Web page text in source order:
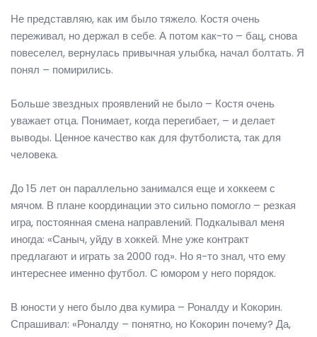
Не представляю, как им было тяжело. Костя очень
переживал, но держал в себе. А потом как-то – бац, снова
повеселел, вернулась привычная улыбка, начал болтать. Я
понял – помирились.
Больше звездных проявлений не было – Костя очень
уважает отца. Понимает, когда перегибает, – и делает
выводы. Ценное качество как для футболиста, так для
человека.
До 15 лет он параллельно занимался еще и хоккеем с
мячом. В плане координации это сильно помогло – резкая
игра, постоянная смена направлений. Подкалывал меня
иногда: «Саныч, уйду в хоккей. Мне уже контракт
предлагают и играть за 2000 год». Но я-то знал, что ему
интереснее именно футбол. С юмором у него порядок.
В юности у него было два кумира – Роналду и Кокорин.
Спрашивал: «Роналду – понятно, но Кокорин почему? Да,